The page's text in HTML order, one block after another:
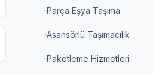
Parça Eşya Taşıma
Asansörlü Taşımacılık
Paketleme Hizmetleri